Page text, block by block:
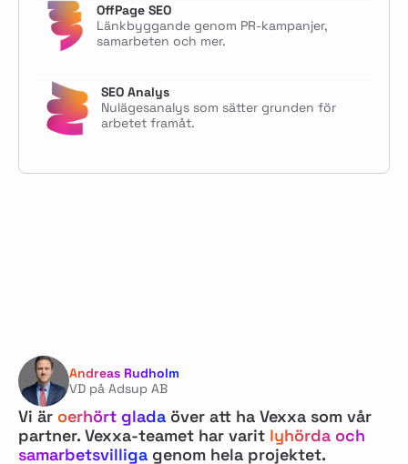
OffPage SEO
Länkbyggande genom PR-kampanjer,
samarbeten och mer.
SEO Analys
Nulägesanalys som sätter grunden för
arbetet framåt.
Andreas Rudholm
VD på Adsup AB
Vi är oerhört glada över att ha Vexxa som vår
partner. Vexxa-teamet har varit lyhörda och
samarbetsvilliga genom hela projektet.